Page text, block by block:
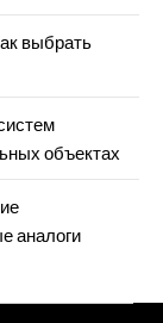
выбрать
объектах
аналоги